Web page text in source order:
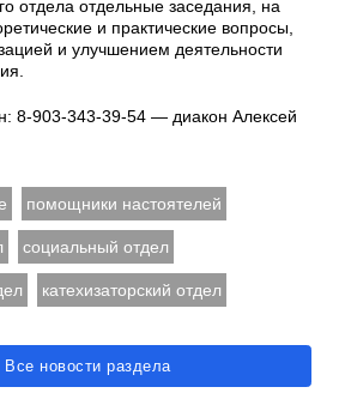
отдела отдельные заседания, на
и практические вопросы,
и улучшением деятельности
8-903-343-39-54 — диакон Алексей
помощники настоятелей
социальный отдел
катехизаторский отдел
Все новости раздела